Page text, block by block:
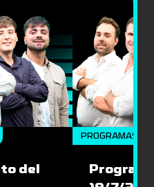
del
PROGRAMAS